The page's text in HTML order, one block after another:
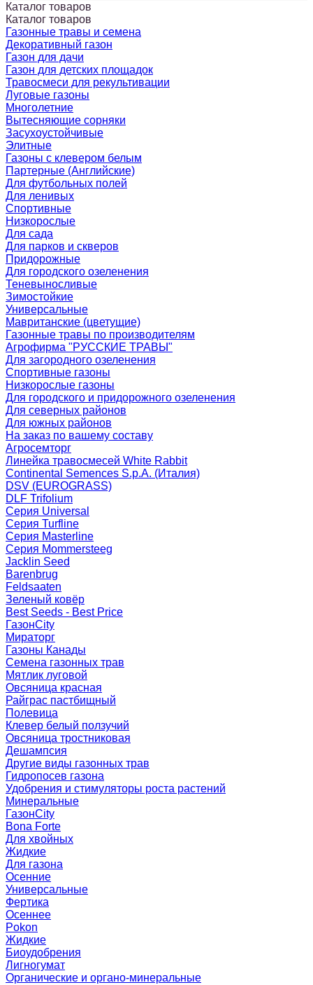
Каталог товаров
Каталог товаров
Газонные травы и семена
Декоративный газон
Газон для дачи
Газон для детских площадок
Травосмеси для рекультивации
Луговые газоны
Многолетние
Вытесняющие сорняки
Засухоустойчивые
Элитные
Газоны с клевером белым
Партерные (Английские)
Для футбольных полей
Для ленивых
Спортивные
Низкорослые
Для сада
Для парков и скверов
Придорожные
Для городского озеленения
Теневыносливые
Зимостойкие
Универсальные
Мавританские (цветущие)
Газонные травы по производителям
Агрофирма "РУССКИЕ ТРАВЫ"
Для загородного озеленения
Спортивные газоны
Низкорослые газоны
Для городского и придорожного озеленения
Для северных районов
Для южных районов
На заказ по вашему составу
Агросемторг
Линейка травосмесей White Rabbit
Continental Semences S.p.A. (Италия)
DSV (EUROGRASS)
DLF Trifolium
Серия Universal
Серия Turfline
Серия Masterline
Серия Mommersteeg
Jacklin Seed
Barenbrug
Feldsaaten
Зеленый ковёр
Best Seeds - Best Price
ГазонCity
Мираторг
Газоны Канады
Семена газонных трав
Мятлик луговой
Овсяница красная
Райграс пастбищный
Полевица
Клевер белый ползучий
Овсяница тростниковая
Дешампсия
Другие виды газонных трав
Гидропосев газона
Удобрения и стимуляторы роста растений
Минеральные
ГазонCity
Bona Forte
Для хвойных
Жидкие
Для газона
Осенние
Универсальные
Фертика
Осеннее
Pokon
Жидкие
Биоудобрения
Лигногумат
Органические и органо-минеральные